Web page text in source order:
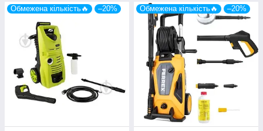
Обмежена кількість🔥 –20% Обмежена кількість🔥 –20%